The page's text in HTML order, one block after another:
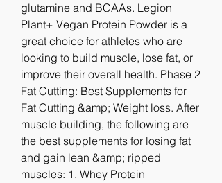
glutamine and BCAAs. Legion
Plant+ Vegan Protein Powder is a
great choice for athletes who are
looking to build muscle, lose fat, or
improve their overall health. Phase 2
Fat Cutting: Best Supplements for
Fat Cutting &amp; Weight loss. After
muscle building, the following are
the best supplements for losing fat
and gain lean &amp; ripped
muscles: 1. Whey Protein